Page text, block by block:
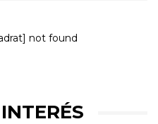
not found